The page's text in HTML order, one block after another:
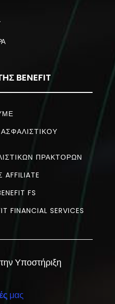
BENEFIT
ΑΣΦΑΛΙΣΤΙΚΟΎ
ΠΡΑΚΤΌΡΩΝ
FS
FINANCIAL SERVICES
Υποστήριξη
μας